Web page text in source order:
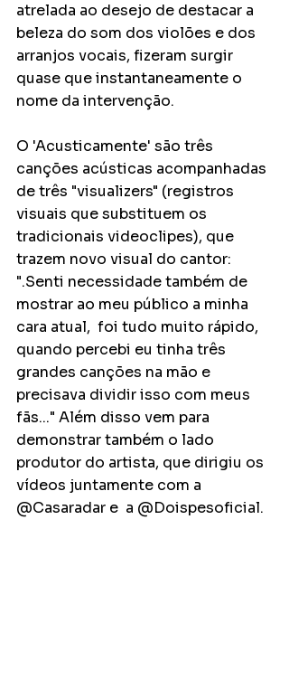
atrelada ao desejo de destacar a
beleza do som dos violões e dos
arranjos vocais, fizeram surgir
quase que instantaneamente o
nome da intervenção.
O 'Acusticamente' são três
canções acústicas acompanhadas
de três "visualizers" (registros
visuais que substituem os
tradicionais videoclipes), que
trazem novo visual do cantor:
".Senti necessidade também de
mostrar ao meu público a minha
cara atual,  foi tudo muito rápido,
quando percebi eu tinha três
grandes canções na mão e
precisava dividir isso com meus
fãs..." Além disso vem para
demonstrar também o lado
produtor do artista, que dirigiu os
vídeos juntamente com a
@Casaradar e  a @Doispesoficial.